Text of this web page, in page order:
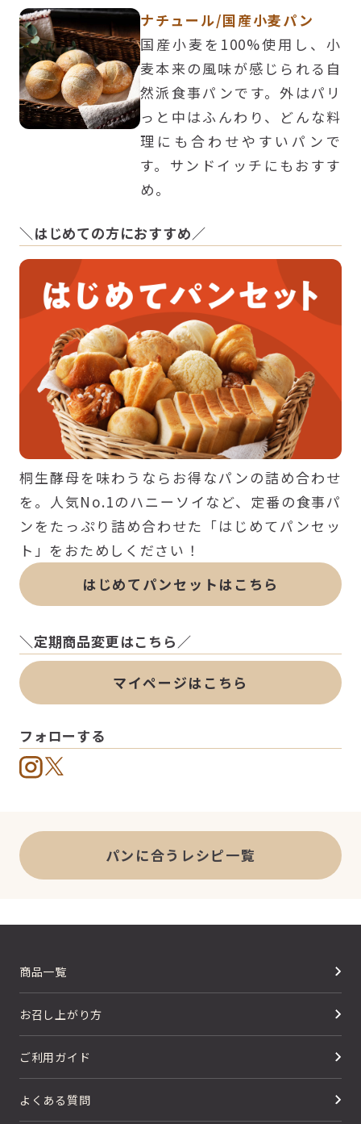
ナチュール/国産小麦パン
国産小麦を100%使用し、小
麦本来の風味が感じられる自
然派食事パンです。外はパリ
っと中はふんわり、どんな料
理にも合わせやすいパンで
す。サンドイッチにもおすす
め。
＼はじめての方におすすめ／
桐生酵母を味わうならお得なパンの詰め合わせ
を。人気No.1のハニーソイなど、定番の食事パ
ンをたっぷり詰め合わせた「はじめてパンセッ
ト」をおためしください！
はじめてパンセットはこちら
＼定期商品変更はこちら／
マイページはこちら
フォローする
パンに合うレシピ一覧
商品一覧
お召し上がり方
ご利用ガイド
よくある質問